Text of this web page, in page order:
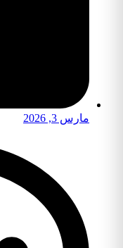
مارس 3, 2026